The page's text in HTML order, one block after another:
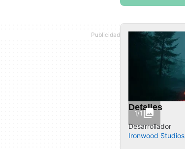
1/1
Detalles
Desarrollador
Ironwood Studios